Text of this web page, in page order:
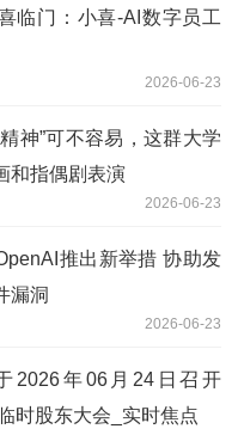
临门：小喜-AI数字员工
2026-06-23
神”可不容易，这群大学
和指偶剧表演
2026-06-23
推出新举措 协助发
漏洞
2026-06-23
2026年06月24日召开
时股东大会_实时焦点